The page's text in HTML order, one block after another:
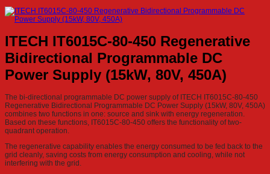
ITECH IT6015C-80-450 Regenerative
Bidirectional Programmable DC
Power Supply (15kW, 80V, 450A)
The bi-directional programmable DC power supply of ITECH IT6015C-80-450
Regenerative Bidirectional Programmable DC Power Supply (15kW, 80V, 450A)
combines two functions in one: source and sink with energy regeneration.
Based on these functions, IT6015C-80-450 offers the functionality of two-
quadrant operation.
The regenerative capability enables the energy consumed to be fed back to the
grid cleanly, saving costs from energy consumption and cooling, while not
interfering with the grid.